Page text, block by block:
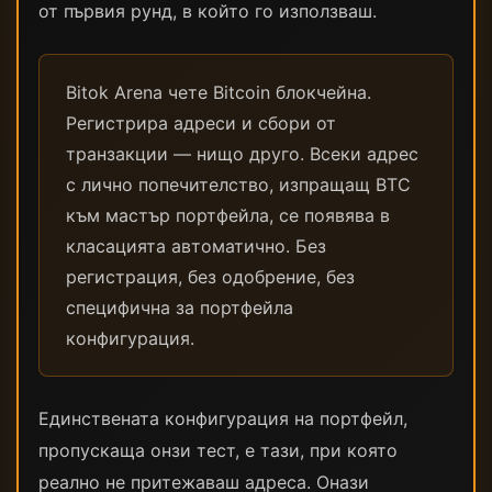
от първия рунд, в който го използваш.
Bitok Arena чете Bitcoin блокчейна.
Регистрира адреси и сбори от
транзакции — нищо друго. Всеки адрес
с лично попечителство, изпращащ BTC
към мастър портфейла, се появява в
класацията автоматично. Без
регистрация, без одобрение, без
специфична за портфейла
конфигурация.
Единствената конфигурация на портфейл,
пропускаща онзи тест, е тази, при която
реално не притежаваш адреса. Онази